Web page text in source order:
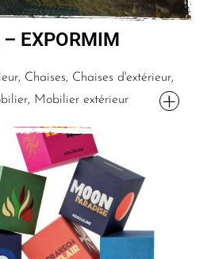
EXPORMIM
Chaises, Chaises d'extérieur,
Mobilier extérieur